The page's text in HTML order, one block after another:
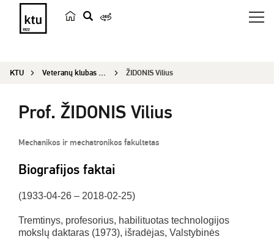
e
k
a
KTU Veteranų klubas „Emeritus“ ŽIDONIS Vilius
Prof. ŽIDONIS Vilius
Mechanikos ir mechatronikos fakultetas
Biografijos faktai
(1933-04-26 – 2018-02-25)
Tremtinys, profesorius, habilituotas technologijos
mokslų daktaras (1973), išradėjas, Valstybinės